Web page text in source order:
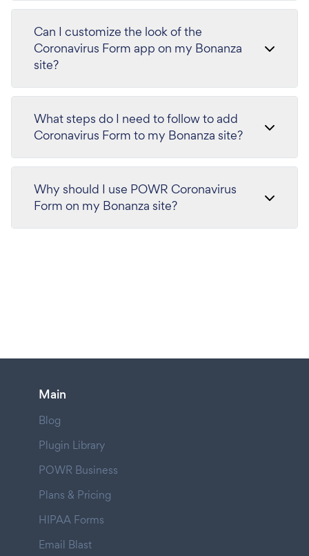
Can I customize the look of the
Coronavirus Form app on my Bonanza
site?
What steps do I need to follow to add
Coronavirus Form to my Bonanza site?
Why should I use POWR Coronavirus
Form on my Bonanza site?
Main
Blog
Plugin Library
POWR Business
Plans & Pricing
HIPAA Forms
Email Blast